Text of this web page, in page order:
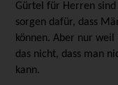
Gürtel für Herren
sorgen dafür, dass
können. Aber nur
das nicht, dass man
kann.